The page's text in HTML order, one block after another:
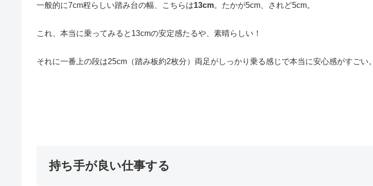
一般的に7cm程らしい踏み台の幅、こちらは13cm。たかが5cm、されど5cm。
これ、本当に乗ってみると13cmの安定感たるや、素晴らしい！
それに一番上の段は25cm（踏み板約2枚分）両足がしっかり乗る感じで本当に安心感がすごい。
持ち手が良い仕事する